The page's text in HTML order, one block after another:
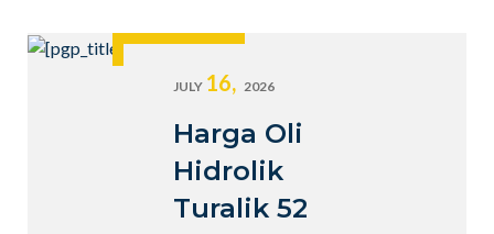
JULY 16, 2026
Harga Oli
Hidrolik
Turalik 52